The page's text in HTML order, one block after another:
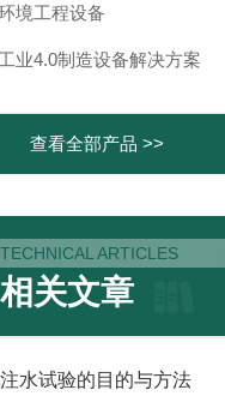
境工程设备
工业4.0制造设备解决方案
查看全部产品 >>
TECHNICAL ARTICLES
相关文章
水试验的目的与方法